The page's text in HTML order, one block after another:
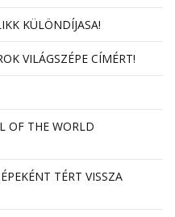
KÜLÖNDÍJASA!
VILÁGSZÉPE CÍMÉRT!
OF THE WORLD
TÉRT VISSZA